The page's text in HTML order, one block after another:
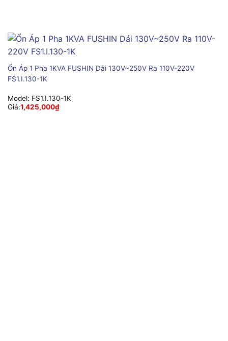
Ổn Áp 1 Pha 1KVA FUSHIN Dải 130V~250V Ra 110V-220V
FS1.I.130-1K
Model: FS1.I.130-1K
Giá:1,425,000₫